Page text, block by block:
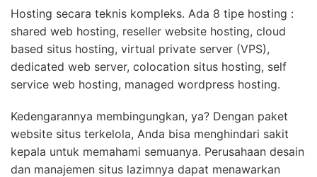
Hosting secara teknis kompleks. Ada 8 tipe hosting :
shared web hosting, reseller website hosting, cloud
based situs hosting, virtual private server (VPS),
dedicated web server, colocation situs hosting, self
service web hosting, managed wordpress hosting.
Kedengarannya membingungkan, ya? Dengan paket
website situs terkelola, Anda bisa menghindari sakit
kepala untuk memahami semuanya. Perusahaan desain
dan manajemen situs lazimnya dapat menawarkan